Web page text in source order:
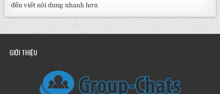
đến viết nội dung nhanh hơn
GIỚI THIỆU